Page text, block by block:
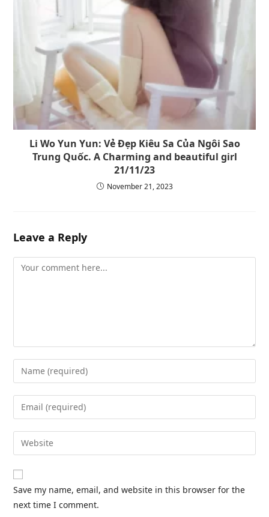
Li Wo Yun Yun: Vẻ Đẹp Kiêu Sa Của Ngôi Sao
Trung Quốc. A Charming and beautiful girl
21/11/23
November 21, 2023
Leave a Reply
Comment
Enter
your
name
comment
Enter
your
email
address
comment
Enter
your
website
URL
(optional)
Save my name, email, and website in this browser for the
next time I comment.